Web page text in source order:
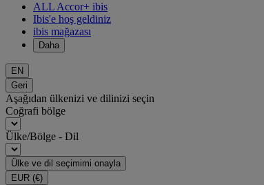
ALL Accor+ ibis
Ibis'e hoş geldiniz
ibis mağazası
Daha
EN
Geri
Aşağıdan ülkenizi ve dilinizi seçin
Coğrafi bölge
Ülke/Bölge - Dil
Ülke ve dil seçimimi onayla
EUR (€)